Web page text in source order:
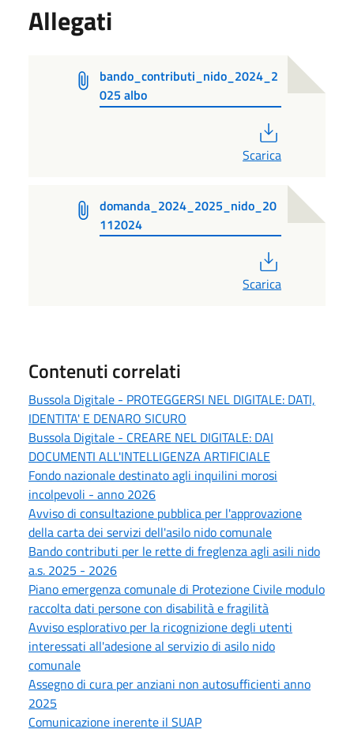
Allegati
bando_contributi_nido_2024_2
025 albo
Scarica
domanda_2024_2025_nido_20
112024
Scarica
Contenuti correlati
Bussola Digitale - PROTEGGERSI NEL DIGITALE: DATI,
IDENTITA' E DENARO SICURO
Bussola Digitale - CREARE NEL DIGITALE: DAI
DOCUMENTI ALL'INTELLIGENZA ARTIFICIALE
Fondo nazionale destinato agli inquilini morosi
incolpevoli - anno 2026
Avviso di consultazione pubblica per l'approvazione
della carta dei servizi dell'asilo nido comunale
Bando contributi per le rette di freglenza agli asili nido
a.s. 2025 - 2026
Piano emergenza comunale di Protezione Civile modulo
raccolta dati persone con disabilità e fragilità
Avviso esplorativo per la ricognizione degli utenti
interessati all'adesione al servizio di asilo nido
comunale
Assegno di cura per anziani non autosufficienti anno
2025
Comunicazione inerente il SUAP